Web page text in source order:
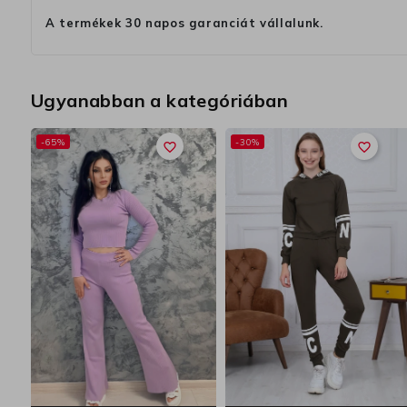
A termékek 30 napos garanciát vállalunk.
Ugyanabban a kategóriában
favorite_border
-65% favorite_border
-30%